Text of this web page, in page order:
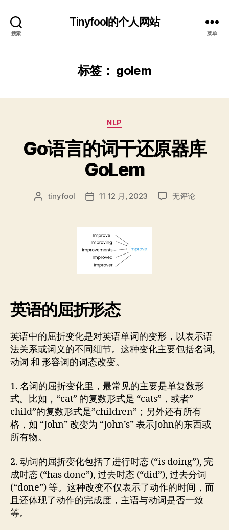
搜索
Tinyfool的个人网站
菜单
标签： golem
分
NLP
Go语言的词干还原器库
GoLem
文 tinyfool
发
期
11 12 月, 2023
Go
无评论
英语的屈折形态
英语中的屈折变化是对英语单词的变形，以表示语
法关系或词义的不同细节。这种变化主要包括名词,
动词 和 形容词的词态改变。
1. 名词的屈折变化里，最常见的主要是单复数形
式。比如，“cat” 的复数形式是 “cats”，或者”
child”的复数形式是”children”；另外还有所有
格，如 “John” 改变为 “John’s” 表示John的东西或
所有物。
2. 动词的屈折变化包括了进行时态 (“is doing”), 完
成时态 (“has done”), 过去时态 (“did”), 过去分词
(“done”) 等。这种改变不仅表示了动作的时间，而
且还体现了动作的完成度，主语与动词是否一致
等。